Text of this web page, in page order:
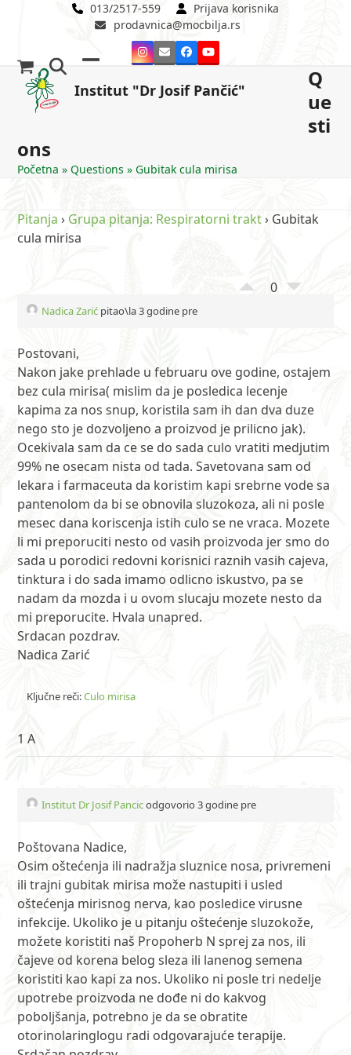
013/2517-559
Prijava korisnika
prodavnica@mocbilja.rs
Instagram
EmailFacebookYouTube
Institut "Dr Josif Pančić"
mobile
mobile
Q
ue
sti
ons
Početna »Questions »Gubitak cula mirisa
Pitanja › Grupa pitanja: Respiratorni trakt› Gubitak
cula mirisa
0
Nadica Zarić pitao\la 3 godine pre
Postovani,
Nakon jake prehlade u februaru ove godine, ostajem
bez cula mirisa( mislim da je posledica lecenje
kapima za nos snup, koristila sam ih dan dva duze
nego sto je dozvoljeno a proizvod je prilicno jak).
Ocekivala sam da ce se do sada culo vratiti medjutim
99% ne osecam nista od tada. Savetovana sam od
lekara i farmaceuta da koristim kapi srebrne vode sa
pantenolom da bi se obnovila sluzokoza, ali ni posle
mesec dana koriscenja istih culo se ne vraca. Mozete
li mi preporuciti nesto od vasih proizvoda jer smo do
sada u porodici redovni korisnici raznih vasih cajeva,
tinktura i do sada imamo odlicno iskustvo, pa se
nadam da mozda i u ovom slucaju mozete nesto da
mi preporucite. Hvala unapred.
Srdacan pozdrav.
Nadica Zarić
Ključne reči:Culo mirisa
1 A
Institut Dr Josif Pancicodgovorio 3 godine pre
Poštovana Nadice,
Osim oštećenja ili nadražja sluznice nosa, privremeni
ili trajni gubitak mirisa može nastupiti i usled
oštećenja mirisnog nerva, kao posledice virusne
infekcije. Ukoliko je u pitanju oštećenje sluzokože,
možete koristiti naš Propoherb N sprej za nos, ili
čajeve od korena belog sleza ili lanenog semena
koristiti kao kapi za nos. Ukoliko ni posle tri nedelje
upotrebe proizvoda ne dođe ni do kakvog
poboljšanja, potrebno je da se obratite
otorinolaringlogu radi odgovarajuće terapije.